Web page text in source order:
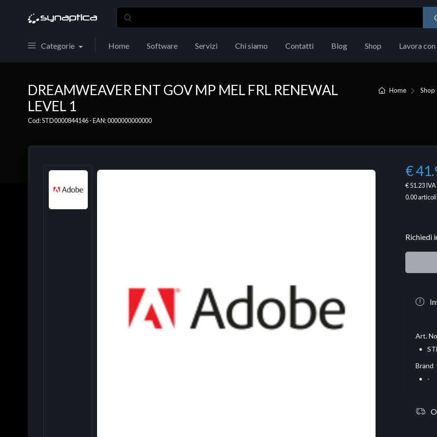
Categorie Home Software Servizi Chi siamo Contatti Blog Shop Lavora con
Home Shop
DREAMWEAVER ENT GOV MP MEL FRL RENEWAL
LEVEL 1
Cod: STD0000844146 - EAN: 0000000000000
€
€ 51.23IVA
0.00
Richiedi
Art.
Brand
-